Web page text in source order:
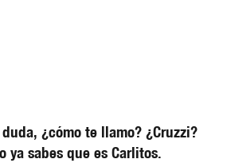
¿cómo te llamo? ¿Cruzzi?
ya sabes que es Carlitos.